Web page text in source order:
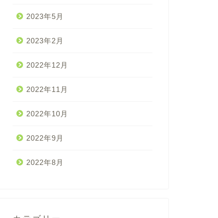
2023年5月
2023年2月
2022年12月
2022年11月
2022年10月
2022年9月
2022年8月